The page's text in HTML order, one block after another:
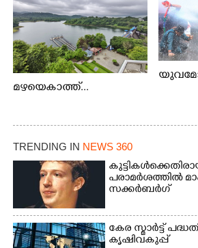
മഴയെകാത്ത്...
TRENDING IN NEWS 360
പരാമർശത്തിൽ
സക്കർബർഗ്
കേര സ്മാർട്ട്
കൃഷിവകുപ്പ്